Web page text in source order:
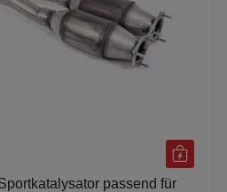
passend für